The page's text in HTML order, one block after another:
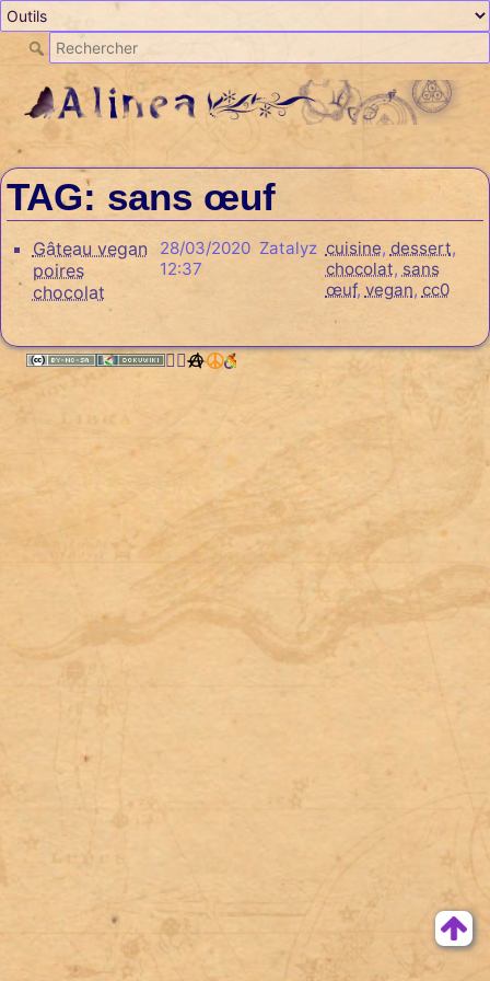
TAG: sans œuf
Gâteau vegan
poires
chocolat
28/03/2020
12:37
Zatalyz cuisine, dessert,
chocolat, sans
œuf, vegan, cc0
🏳️‍🌈